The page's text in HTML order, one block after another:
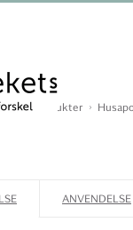
Produkter
ANVENDELSE